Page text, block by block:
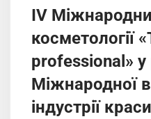
IV
косметології
professional»
Міжнародної
індустрії